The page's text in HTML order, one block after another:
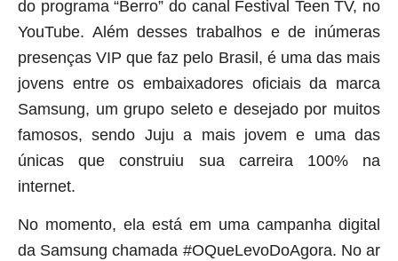
do programa “Berro” do canal Festival Teen TV, no
YouTube. Além desses trabalhos e de inúmeras
presenças VIP que faz pelo Brasil, é uma das mais
jovens entre os embaixadores oficiais da marca
Samsung, um grupo seleto e desejado por muitos
famosos, sendo Juju a mais jovem e uma das
únicas que construiu sua carreira 100% na
internet.
No momento, ela está em uma campanha digital
da Samsung chamada #OQueLevoDoAgora. No ar